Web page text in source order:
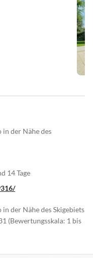
der Nähe des
14 Tage
der Nähe des Skigebiets
(Bewertungsskala: 1 bis